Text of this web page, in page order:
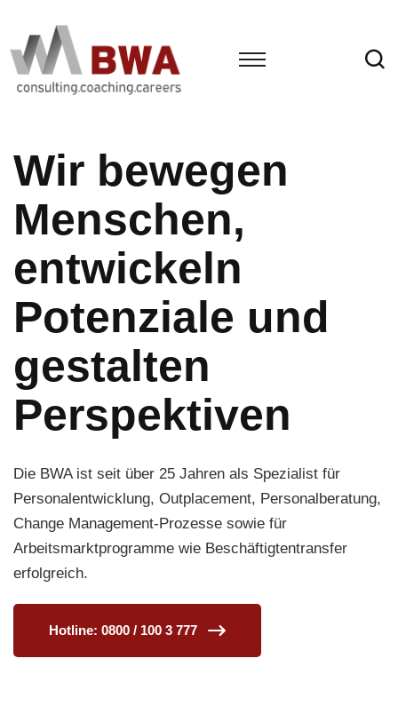
Wir bewegen
Menschen,
entwickeln
Potenziale und
gestalten
Perspektiven
Die BWA ist seit über 25 Jahren als Spezialist für
Personalentwicklung, Outplacement, Personalberatung,
Change Management-Prozesse sowie für
Arbeitsmarktprogramme wie Beschäftigtentransfer
erfolgreich.
Hotline: 0800 / 100 3 777